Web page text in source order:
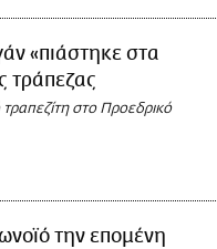
«πιάστηκε στα
τράπεζας
στο Προεδρικό
την επομένη